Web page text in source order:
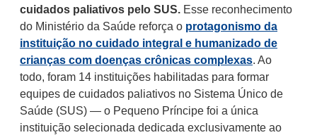
cuidados paliativos pelo SUS. Esse reconhecimento
do Ministério da Saúde reforça o protagonismo da
instituição no cuidado integral e humanizado de
crianças com doenças crônicas complexas. Ao
todo, foram 14 instituições habilitadas para formar
equipes de cuidados paliativos no Sistema Único de
Saúde (SUS) — o Pequeno Príncipe foi a única
instituição selecionada dedicada exclusivamente ao